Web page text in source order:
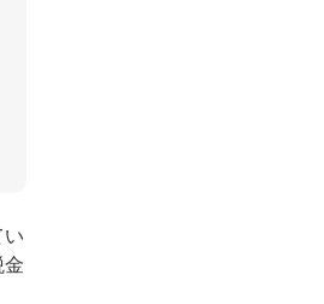
い
金